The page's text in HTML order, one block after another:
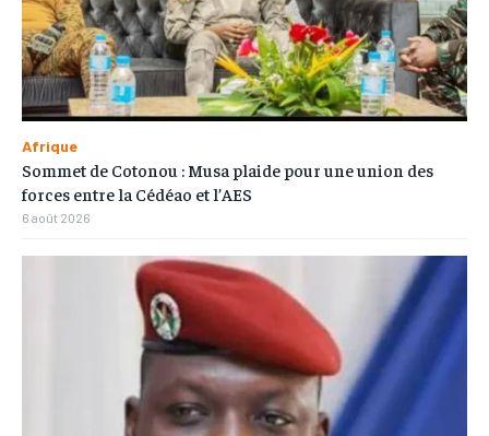
Afrique
Sommet de Cotonou : Musa plaide pour une union des
forces entre la Cédéao et l’AES
6 août 2026